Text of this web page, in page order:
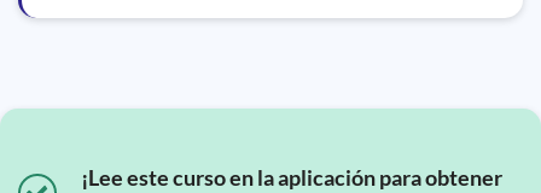
¡Lee este curso en la aplicación para obtener